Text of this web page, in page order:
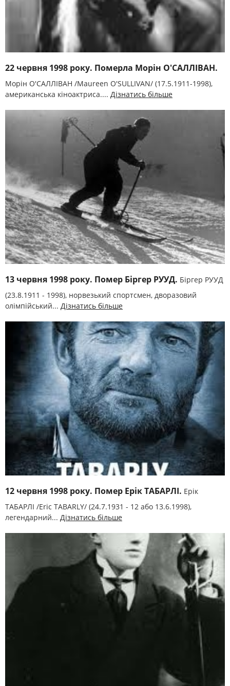
22 червня 1998 року. Померла Морін О'САЛЛІВАН.
Морін О'САЛЛІВАН /Maureen O'SULLІVAN/ (17.5.1911-1998),
американська кіноактриса.... Дізнатись більше
13 червня 1998 року. Помер Біргер РУУД. Біргер РУУД
(23.8.1911 - 1998), норвезький спортсмен, дворазовий
олімпійський... Дізнатись більше
12 червня 1998 року. Помер Ерік ТАБАРЛІ. Ерік
ТАБАРЛІ /Erіc TABARLY/ (24.7.1931 - 12 або 13.6.1998),
легендарний... Дізнатись більше